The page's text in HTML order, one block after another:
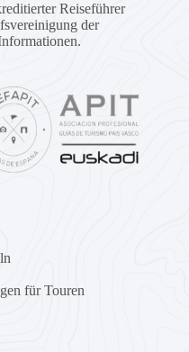
Reiseführer
der
für Touren